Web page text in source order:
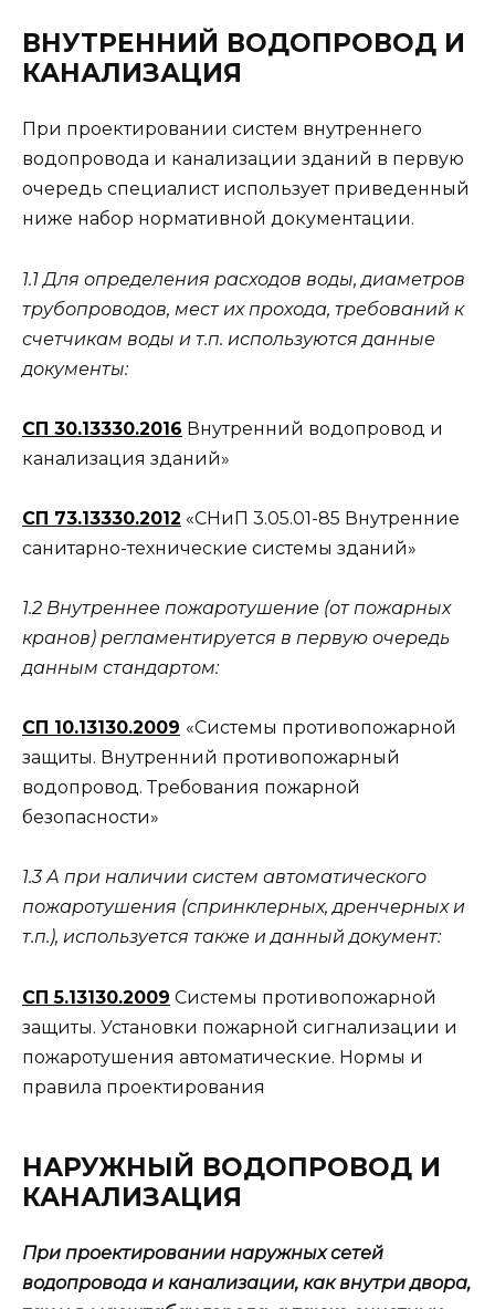
ВНУТРЕННИЙ ВОДОПРОВОД И
КАНАЛИЗАЦИЯ
При проектировании систем внутреннего
водопровода и канализации зданий в первую
очередь специалист использует приведенный
ниже набор нормативной документации.
1.1 Для определения расходов воды, диаметров
трубопроводов, мест их прохода, требований к
счетчикам воды и т.п. используются данные
документы:
СП 30.13330.2016 Внутренний водопровод и
канализация зданий»
СП 73.13330.2012 «СНиП 3.05.01-85 Внутренние
санитарно-технические системы зданий»
1.2 Внутреннее пожаротушение (от пожарных
кранов) регламентируется в первую очередь
данным стандартом:
СП 10.13130.2009 «Системы противопожарной
защиты. Внутренний противопожарный
водопровод. Требования пожарной
безопасности»
1.3 А при наличии систем автоматического
пожаротушения (спринклерных, дренчерных и
т.п.), используется также и данный документ:
СП 5.13130.2009 Системы противопожарной
защиты. Установки пожарной сигнализации и
пожаротушения автоматические. Нормы и
правила проектирования
НАРУЖНЫЙ ВОДОПРОВОД И
КАНАЛИЗАЦИЯ
При проектировании наружных сетей
водопровода и канализации, как внутри двора,